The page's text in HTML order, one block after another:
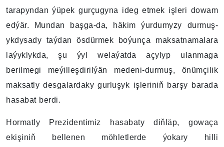
tarapyndan ýüpek gurçugyna ideg etmek işleri dowam
edýär. Mundan başga-da, häkim ýurdumyzy durmuş-
ykdysady taýdan ösdürmek boýunça maksatnamalara
laýyklykda, şu ýyl welaýatda açylyp ulanmaga
berilmegi meýilleşdirilýän medeni-durmuş, önümçilik
maksatly desgalardaky gurluşyk işleriniň barşy barada
hasabat berdi.
Hormatly Prezidentimiz hasabaty diňläp, gowaça
ekişiniň bellenen möhletlerde ýokary hilli